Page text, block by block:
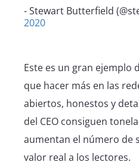
- Stewart Butterfield
2020
Este es un gran ejemplo
que hacer más en las
abiertos, honestos y
del CEO consiguen
aumentan el número de
valor real a los lectores.